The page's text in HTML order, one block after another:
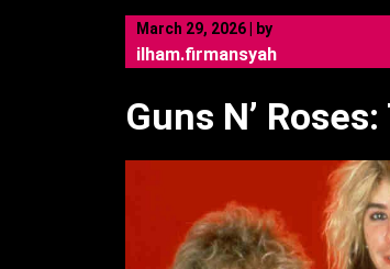
March 29, 2026 by
ilham.firmansyah
Guns N’